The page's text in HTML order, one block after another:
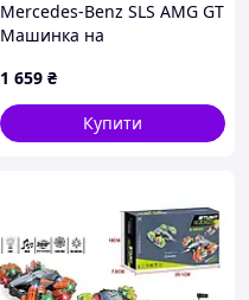
Mercedes-Benz SLS AMG GT
Машинка на
Speed ​​реалістична модель
мерседес дітям
1 659 ₴
Купити